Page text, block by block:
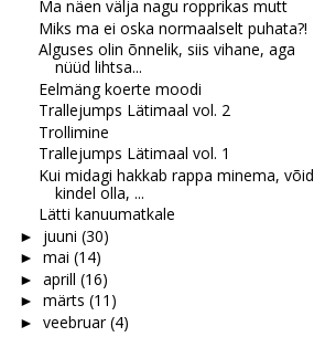
Ma näen välja nagu ropprikas mutt
Miks ma ei oska normaalselt puhata?!
Alguses olin õnnelik, siis vihane, aga
nüüd lihtsa...
Eelmäng koerte moodi
Trallejumps Lätimaal vol. 2
Trollimine
Trallejumps Lätimaal vol. 1
Kui midagi hakkab rappa minema, võid
kindel olla, ...
Lätti kanuumatkale
► juuni (30)
► mai (14)
► aprill (16)
► märts (11)
► veebruar (4)